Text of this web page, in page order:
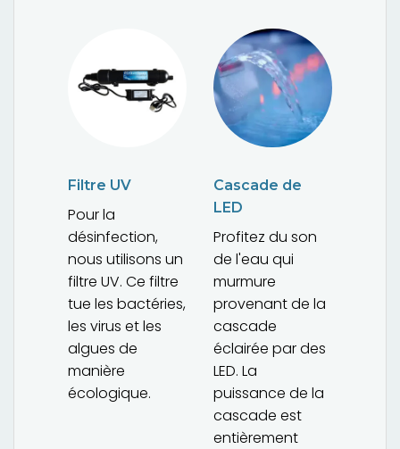
Filtre UV
Pour la
désinfection,
nous utilisons un
filtre UV. Ce filtre
tue les bactéries,
les virus et les
algues de
manière
écologique.
Cascade de
LED
Profitez du son
de l'eau qui
murmure
provenant de la
cascade
éclairée par des
LED. La
puissance de la
cascade est
entièrement